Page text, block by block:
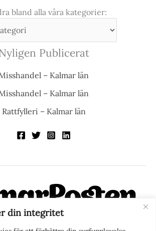
din integritet
bland alla våra kategorier:
Publicerat
– Kalmar län
– Kalmar län
Rattfylleri – Kalmar län
modern lokalnyhetstidning på nätet. Med